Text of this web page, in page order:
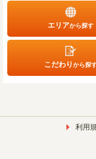
エリアから探す
こだわりから探
利用